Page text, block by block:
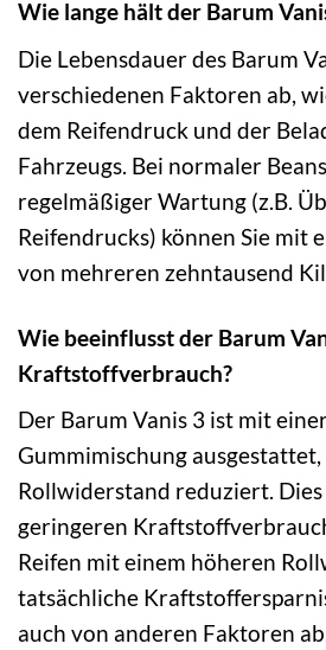
Wie lange hält der Barum
Die Lebensdauer des Barum
verschiedenen Faktoren ab,
dem Reifendruck und der
Fahrzeugs. Bei normaler
regelmäßiger Wartung (z.B.
Reifendrucks) können Sie mit
von mehreren zehntausend
Wie beeinflusst der Barum
Kraftstoffverbrauch?
Der Barum Vanis 3 ist mit
Gummimischung ausgestattet,
Rollwiderstand reduziert.
geringeren
Reifen mit einem höheren
tatsächliche
auch von anderen Faktoren